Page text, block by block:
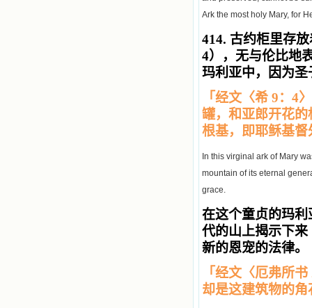
Ark the most holy Mary, for
414. 古约柜里存
4），无与伦比地
玛利亚中，因为
「经文〈希 9：4
罐，和亚郎开花
根基，即耶稣基
In this virginal ark of Mary
mountain of its eternal
grace.
在这个童贞的玛
代的山上揭示下
新的恩宠的法律。
「经文〈厄弗所
却是这建筑物的角